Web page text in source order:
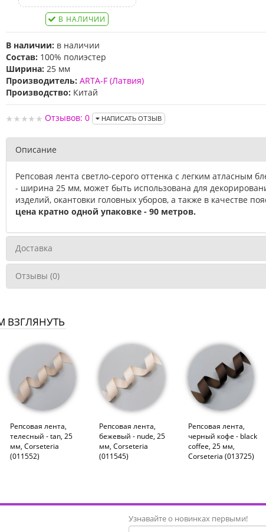
В НАЛИЧИИ
В наличии: в наличии
Состав: 100% полиэстер
Ширина: 25 мм
Производитель: ARTA-F (Латвия)
Производство: Китай
Отзывов: 0 НАПИСАТЬ ОТЗЫВ
Описание
Репсовая лента светло-серого оттенка с легким атласным
- ширина 25 мм, может быть использована для
изделий, окантовки головных уборов, а также в качестве
цена кратно одной упаковке - 90 метров.
Доставка
Отзывы (0)
ВЗГЛЯНУТЬ
Репсовая лента,
телесный - tan, 25
мм, Corseteria
(011552)
Репсовая лента,
бежевый - nude, 25
мм, Corseteria
(011545)
Репсовая лента,
черный кофе - black
coffee, 25 мм,
Corseteria (013725)
Узнавайте о новинках первыми!